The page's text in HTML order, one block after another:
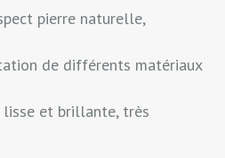
pierre naturelle,
de différents matériaux
lisse et brillante, très